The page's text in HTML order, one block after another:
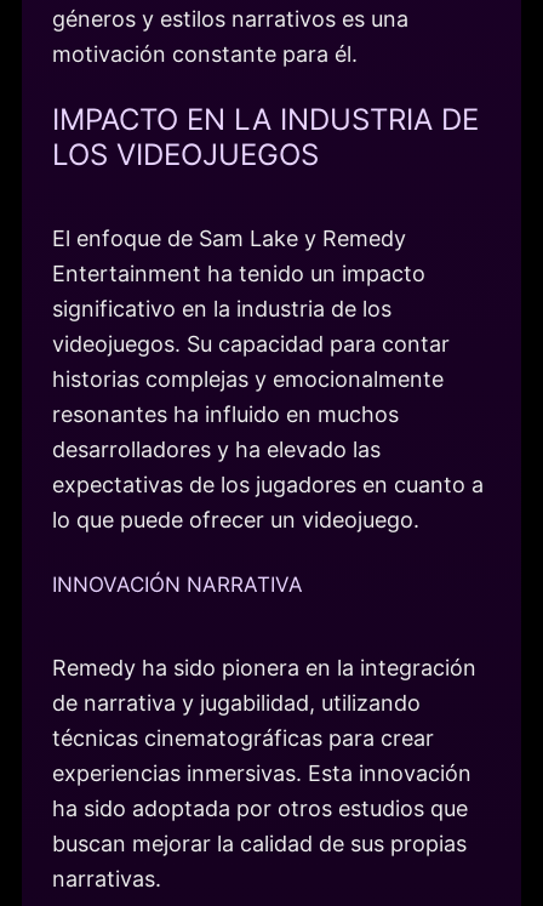
géneros y estilos narrativos es una
motivación constante para él.
IMPACTO EN LA INDUSTRIA DE
LOS VIDEOJUEGOS
El enfoque de Sam Lake y Remedy
Entertainment ha tenido un impacto
significativo en la industria de los
videojuegos. Su capacidad para contar
historias complejas y emocionalmente
resonantes ha influido en muchos
desarrolladores y ha elevado las
expectativas de los jugadores en cuanto a
lo que puede ofrecer un videojuego.
INNOVACIÓN NARRATIVA
Remedy ha sido pionera en la integración
de narrativa y jugabilidad, utilizando
técnicas cinematográficas para crear
experiencias inmersivas. Esta innovación
ha sido adoptada por otros estudios que
buscan mejorar la calidad de sus propias
narrativas.